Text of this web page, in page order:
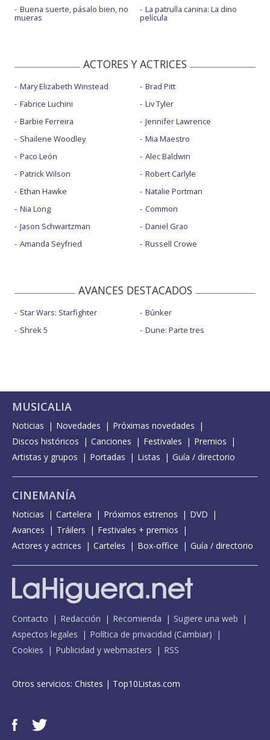
Buena suerte, pásalo bien, no
mueras
La patrulla canina: La dino
película
ACTORES Y ACTRICES
Mary Elizabeth Winstead
Fabrice Luchini
Barbie Ferreira
Shailene Woodley
Paco León
Patrick Wilson
Ethan Hawke
Nia Long
Jason Schwartzman
Amanda Seyfried
Brad Pitt
Liv Tyler
Jennifer Lawrence
Mia Maestro
Alec Baldwin
Robert Carlyle
Natalie Portman
Common
Daniel Grao
Russell Crowe
AVANCES DESTACADOS
Star Wars: Starfighter
Shrek 5
Búnker
Dune: Parte tres
MUSICALIA
Noticias Novedades
Próximas novedades
Discos históricos
Canciones Festivales
Premios
Artistas y grupos
Portadas Listas Guía / directorio
CINEMANÍA
Noticias Cartelera Próximos estrenos
DVD
Avances
Tráilers
Festivales + premios
Actores y actrices
Carteles Box-office Guía / directorio
Contacto Redacción Recomienda
Sugiere una web
Aspectos legales
Política de privacidad (Cambiar)
Cookies
Publicidad y webmasters RSS
Otros servicios: Chistes | Top10Listas.com